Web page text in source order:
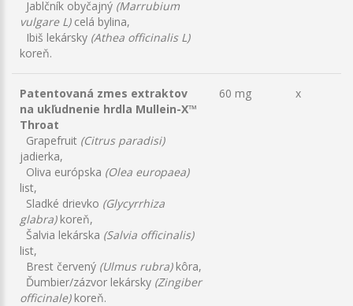
Jablčník obyčajný (Marrubium
vulgare L)celá bylina,
Ibiš lekársky (Athea officinalis L)
koreň.
Patentovaná zmes extraktov
na ukľudnenie hrdla Mullein-X™
Throat
Grapefruit (Citrus paradisi)
jadierka,
Oliva európska (Olea europaea)
list,
Sladké drievko (Glycyrrhiza
glabra) koreň,
Šalvia lekárska (Salvia officinalis)
list,
Brest červený (Ulmus rubra)kôra,
Ďumbier/zázvor lekársky (Zingiber
officinale)koreň.
60 mg x